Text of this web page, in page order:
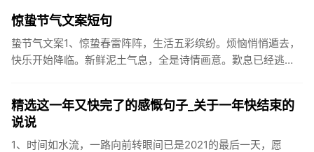
惊蛰节气文案短句
蛰节气文案1、惊蛰春雷阵阵，生活五彩缤纷。烦恼悄悄遁去，
快乐开始降临。新鲜泥土气息，全是诗情画意。歎息已经逃
精选这一年又快完了的感慨句子_关于一年快结束的
说说
1、时间如水流，一路向前转眼间已是2021的最后一天，愿